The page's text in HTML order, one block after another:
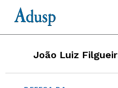
João Luiz